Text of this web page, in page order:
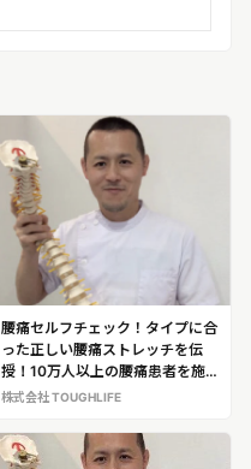
腰痛セルフチェック！タイプに合
った正しい腰痛ストレッチを伝
授！10万人以上の腰痛患者を施
術してきたゴッドハンド整体師
悟（のや・さとる）※腰痛治療の
専門家として、埜谷氏への取材が
株式会社 TOUGHLIFE